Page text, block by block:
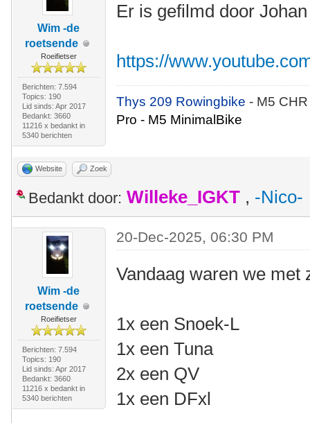
Wim -de
roetsende
Roeifietser
Berichten: 7.594
Topics: 190
Lid sinds: Apr 2017
Bedankt: 3660
11216 x bedankt in
5340 berichten
Er is gefilmd door
https://
Thys 209 Rowingbike- M5
Pro - M5 MinimalBike
Website Zoek
Bedankt door: Willeke_IGKT , -Nico-
Wim -de
roetsende
Roeifietser
Berichten: 7.594
Topics: 190
Lid sinds: Apr 2017
Bedankt: 3660
11216 x bedankt in
5340 berichten
20-Dec-2025, 06:30 PM
Vandaag waren we met
1x een Snoek-L
1x een Tuna
2x een QV
1x een DFxl